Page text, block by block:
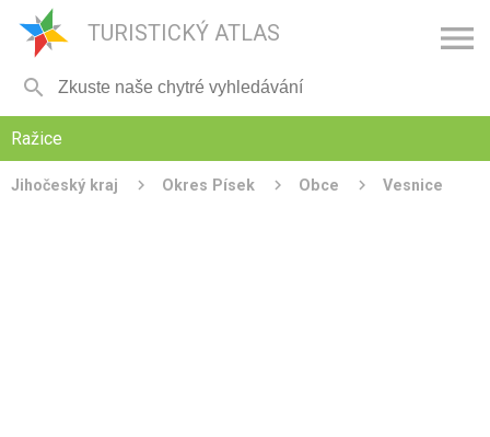
TURISTICKÝ ATLAS 

Ražice
Jihočeský kraj Okres Písek Obce Vesnice